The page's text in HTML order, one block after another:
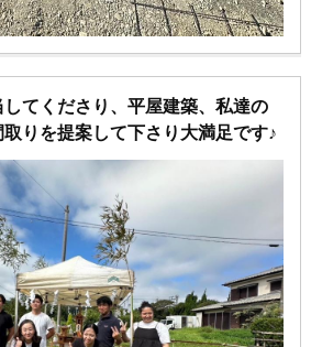
てくださり、平屋建築、私達の
りを提案して下さり大満足です♪